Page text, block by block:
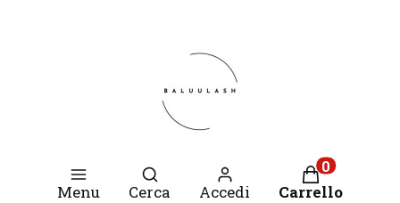
Menu
Apri motore di ricerca
Cerca Accedi
Prodotti nel
Carrello